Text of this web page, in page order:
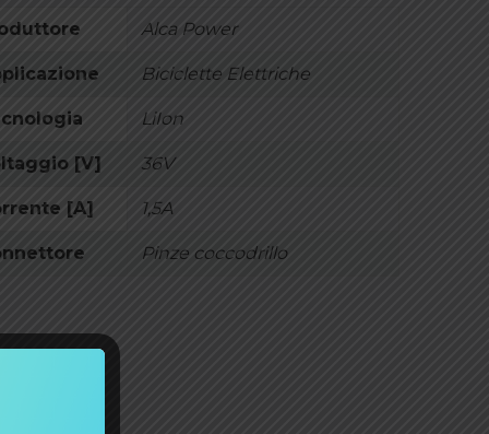
Alca Power
Biciclette Elettriche
LiIon
[V] 36V
[A] 1,5A
Pinze coccodrillo